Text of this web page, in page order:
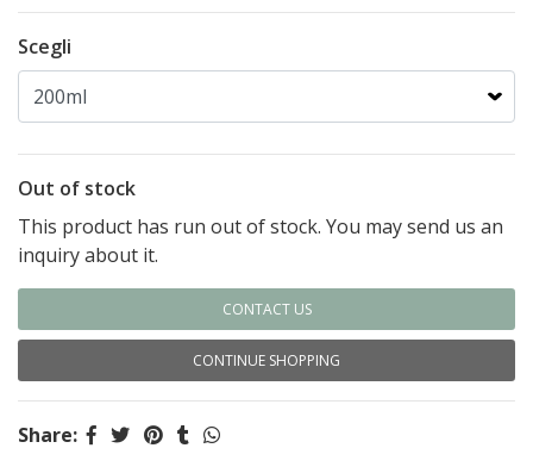
Scegli
Out of stock
This product has run out of stock. You may send us an
inquiry about it.
CONTACT US
CONTINUE SHOPPING
Share: